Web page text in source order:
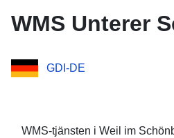
WMS Unterer
GDI-DE
WMS-tjänsten i Weil im